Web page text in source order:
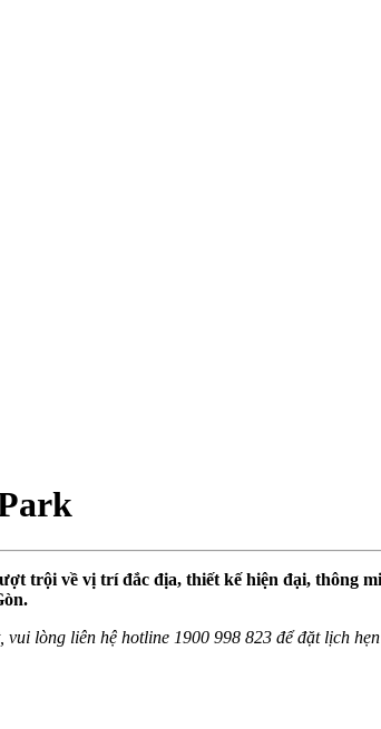
trội về vị trí đắc địa, thiết kế hiện đại, thông
lòng liên hệ hotline 1900 998 823 để đặt lịch